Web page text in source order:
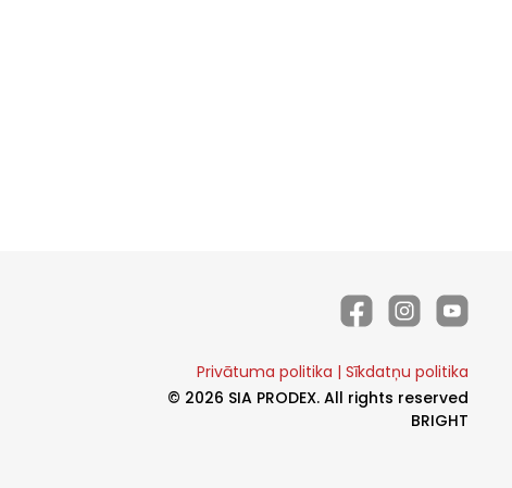
Privātuma politika | Sīkdatņu politika
© 2026 SIA PRODEX. All rights reserved
BRIGHT